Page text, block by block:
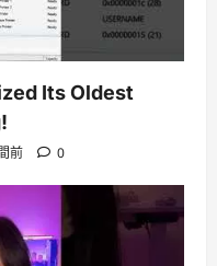
Its Oldest
前 0